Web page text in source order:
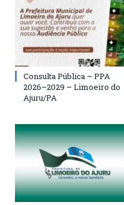
Consulta Pública – PPA
2026–2029 – Limoeiro do
Ajuru/PA